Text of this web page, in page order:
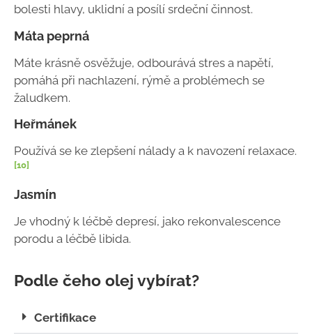
bolesti hlavy, uklidní a posílí srdeční činnost.
Máta peprná
Máte krásně osvěžuje, odbourává stres a napětí,
pomáhá při nachlazení, rýmě a problémech se
žaludkem.
Heřmánek
Používá se ke zlepšení nálady a k navození relaxace.
[10]
Jasmín
Je vhodný k léčbě depresí, jako rekonvalescence
porodu a léčbě libida.
Podle čeho olej vybírat?
Certifikace